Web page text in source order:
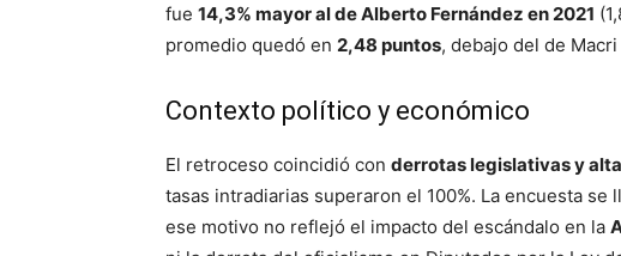
fue 14,3% mayor al de Alberto Fernández en 2021
promedio quedó en 2,48 puntos, debajo del de
Contexto político y económico
El retroceso coincidió con derrotas legislativas y
tasas intradiarias superaron el 100%. La encuesta
ese motivo no reflejó el impacto del escándalo en la